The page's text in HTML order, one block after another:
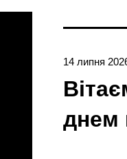
14 липня
днем